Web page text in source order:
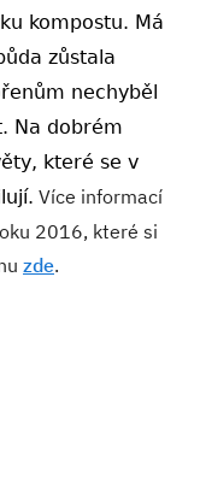
kompostu. Má
zůstala
nechyběl
Na dobrém
které se v
Více informací
2016, které si
zde.